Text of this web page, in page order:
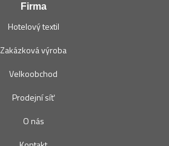
Firma
Hotelový textil
Zakázková výroba
Velkoobchod
Prodejní síť
O nás